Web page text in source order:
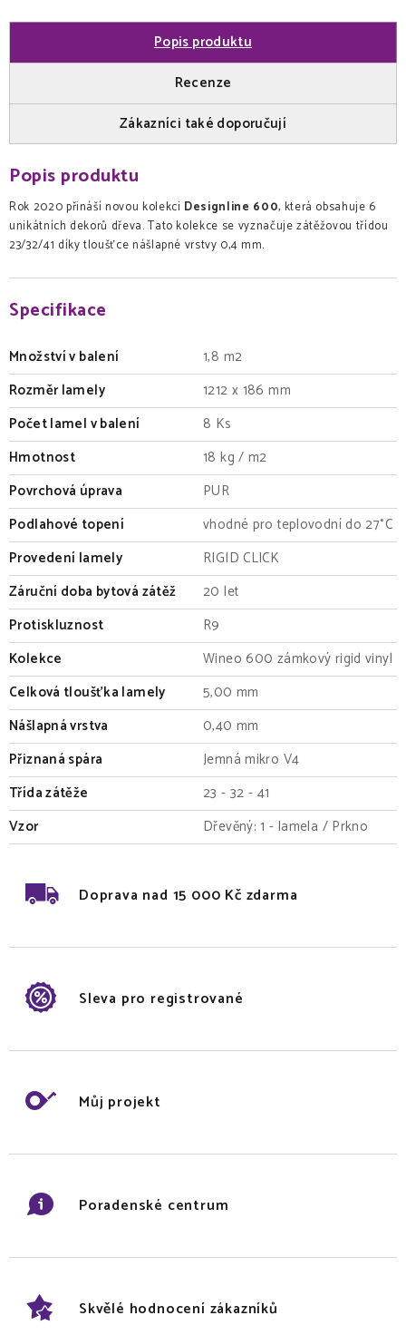
Popis produktu
Recenze
Zákazníci také doporučují
Popis produktu
Rok 2020 přináší novou kolekci Designline 600, která obsahuje 6
unikátních dekorů dřeva. Tato kolekce se vyznačuje zátěžovou třídou
23/32/41 díky tloušťce nášlapné vrstvy 0,4 mm.
Specifikace
Množství v balení
1,8 m2
Rozměr lamely
1212 x 186 mm
Počet lamel v balení
8 Ks
Hmotnost
18 kg / m2
Povrchová úprava
PUR
Podlahové topení
vhodné pro teplovodní do 27°C
Provedení lamely
RIGID CLICK
Záruční doba bytová zátěž
20 let
Protiskluznost
R9
Kolekce
Wineo 600 zámkový rigid vinyl
Celková tloušťka lamely
5,00 mm
Nášlapná vrstva
0,40 mm
Přiznaná spára
Jemná mikro V4
Třída zátěže
23 - 32 - 41
Vzor
Dřevěný: 1 - lamela / Prkno
Doprava nad 15 000 Kč zdarma
Sleva pro registrované
Můj projekt
Poradenské centrum
Skvělé hodnocení zákazníků